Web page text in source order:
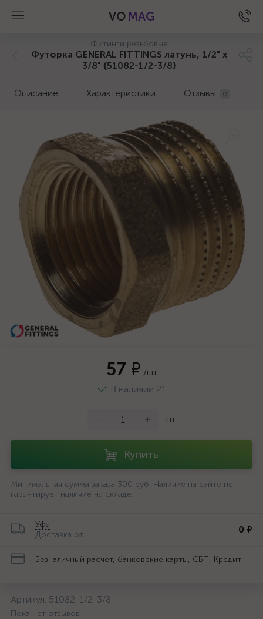
VO MAG
Фитинги резьбовые
Футорка GENERAL FITTINGS латунь, 1/2" х
3/8" {51082-1/2-3/8}
Описание Характеристики Отзывы 0
57 ₽ /шт
В наличии 21
+ шт
Купить
Минимальная сумма заказа 300 руб. Наличие на сайте не
гарантирует наличие на складе.
Уфа
Доставка от
0 ₽
Безналичный расчет, банковские карты, СБП, Кредит
Артикул: 51082-1/2-3/8
Пока нет отзывов